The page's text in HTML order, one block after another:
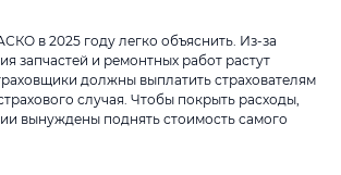
в 2025 году легко объяснить. Из-за
запчастей и ремонтных работ растут
должны выплатить страхователям
случая. Чтобы покрыть расходы,
вынуждены поднять стоимость самого